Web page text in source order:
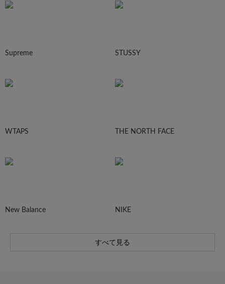
Supreme STUSSY
WTAPS THE NORTH FACE
New Balance NIKE
すべて見る